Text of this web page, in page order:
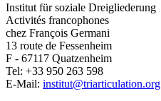
Institut für soziale Dreigliederung
Activités francophones
chez François Germani
13 route de Fessenheim
F - 67117 Quatzenheim
Tel: +33 950 263 598
E-Mail: institut@triarticulation.org